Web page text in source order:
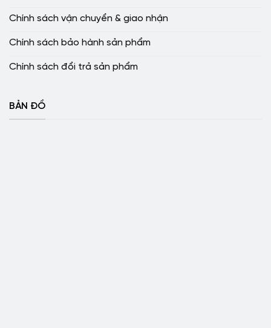
Chính sách vận chuyển & giao nhận
Chính sách bảo hành sản phẩm
Chính sách đổi trả sản phẩm
BẢN ĐỒ